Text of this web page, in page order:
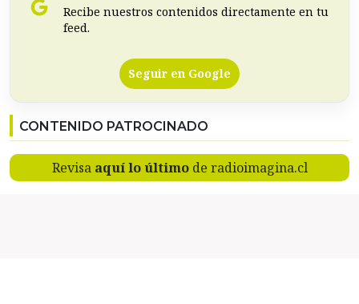
Recibe nuestros contenidos directamente en tu
feed.
Seguir en Google
CONTENIDO PATROCINADO
Revisa aquí lo últimode radioimagina.cl